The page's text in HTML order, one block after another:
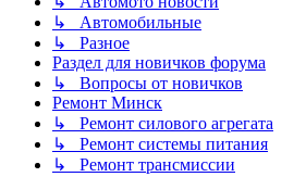
↳ Автомобильные
↳ Разное
Раздел для новичков форума
↳ Вопросы от новичков
Ремонт Минск
↳ Ремонт силового агрегата
↳ Ремонт системы питания
↳ Ремонт трансмиссии